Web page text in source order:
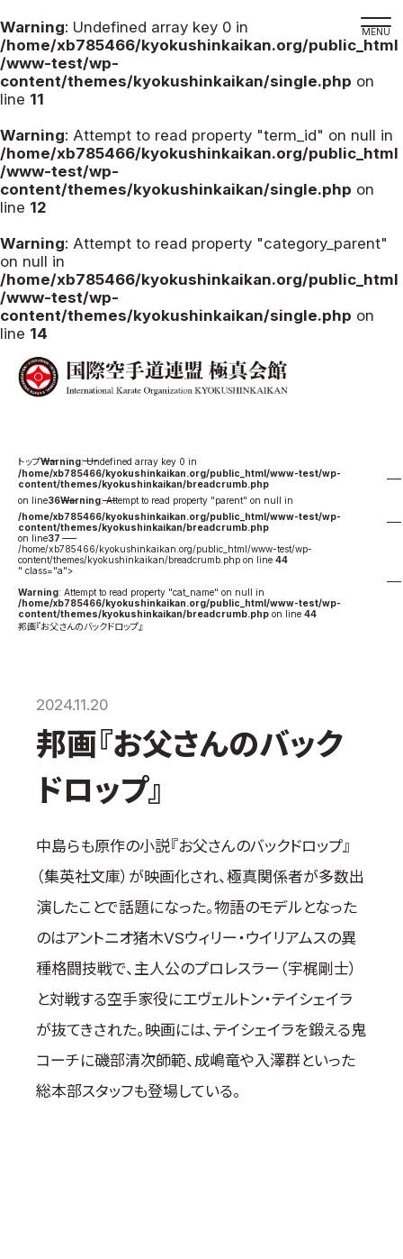
Warning: Undefined array key 0 in
/home/xb785466/kyokushinkaikan.org/public_html
/www-test/wp-
content/themes/kyokushinkaikan/single.php on
line 11
Warning: Attempt to read property "term_id" on null in
/home/xb785466/kyokushinkaikan.org/public_html
/www-test/wp-
content/themes/kyokushinkaikan/single.php on
line 12
Warning: Attempt to read property "category_parent"
on null in
/home/xb785466/kyokushinkaikan.org/public_html
/www-test/wp-
content/themes/kyokushinkaikan/single.php on
line 14
スケジュール
極真会館の世界
極真会館の理念
松井章奎館長 紹介
極真の歴史
極真会館のご案内
役員紹介
お知らせ
本部からのお知らせ
支部からのお知らせ
公式大会
試合規則
会員制度
よくある質問
本サイトについて
プライバシーポリシー
サイトマップ
Language
日本語
English
Warning: Undefined array key 0 in
/home/xb785466/kyokushinkaikan.org/public_html/www-test/wp-
content/themes/kyokushinkaikan/breadcrumb.php
on line36Warning: Attempt to read property "parent" on null in
/home/xb785466/kyokushinkaikan.org/public_html/www-test/wp-
content/themes/kyokushinkaikan/breadcrumb.php
on line37
/home/xb785466/kyokushinkaikan.org/public_html/www-test/wp-
content/themes/kyokushinkaikan/breadcrumb.php on line 44
" class="a">
Warning: Attempt to read property "cat_name" on null in
/home/xb785466/kyokushinkaikan.org/public_html/www-test/wp-
content/themes/kyokushinkaikan/breadcrumb.php on line 44
邦画『お父さんのバックドロップ』
2024.11.20
邦画『お父さんのバック
ドロップ』
中島らも原作の小説『お父さんのバックドロップ』
（集英社文庫）が映画化され、極真関係者が多数出
演したことで話題になった。物語のモデルとなった
のはアントニオ猪木VSウィリー・ウイリアムスの異
種格闘技戦で、主人公のプロレスラー（宇梶剛士）
と対戦する空手家役にエヴェルトン・テイシェイラ
が抜てきされた。映画には、テイシェイラを鍛える鬼
コーチに磯部清次師範、成嶋竜や入澤群といった
総本部スタッフも登場している。